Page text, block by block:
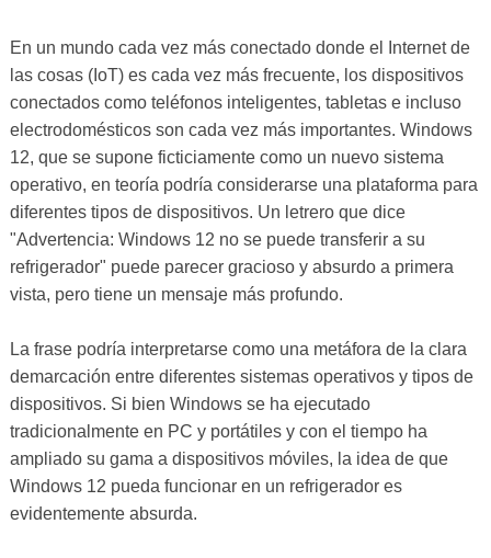
En un mundo cada vez más conectado donde el Internet de
las cosas (IoT) es cada vez más frecuente, los dispositivos
conectados como teléfonos inteligentes, tabletas e incluso
electrodomésticos son cada vez más importantes. Windows
12, que se supone ficticiamente como un nuevo sistema
operativo, en teoría podría considerarse una plataforma para
diferentes tipos de dispositivos. Un letrero que dice
"Advertencia: Windows 12 no se puede transferir a su
refrigerador" puede parecer gracioso y absurdo a primera
vista, pero tiene un mensaje más profundo.
La frase podría interpretarse como una metáfora de la clara
demarcación entre diferentes sistemas operativos y tipos de
dispositivos. Si bien Windows se ha ejecutado
tradicionalmente en PC y portátiles y con el tiempo ha
ampliado su gama a dispositivos móviles, la idea de que
Windows 12 pueda funcionar en un refrigerador es
evidentemente absurda.